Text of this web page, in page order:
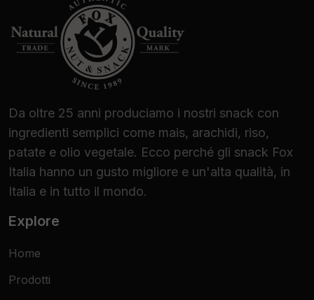
Da oltre 25 anni produciamo i nostri snack con
ingredienti semplici come mais, arachidi, riso,
patate e olio vegetale. Ecco perché gli snack Fox
Italia hanno un gusto migliore e un'alta qualità, in
Italia e in tutto il mondo.
Explore
Home
Prodotti